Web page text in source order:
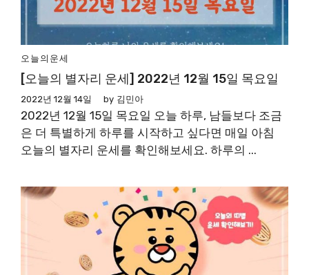
오늘의운세
[오늘의 별자리 운세] 2022년 12월 15일 목요일
2022년 12월 14일 by 김민아
2022년 12월 15일 목요일 오늘 하루, 남들보다 조금
은 더 특별하게 하루를 시작하고 싶다면 매일 아침
오늘의 별자리 운세를 확인해보세요. 하루의 ...